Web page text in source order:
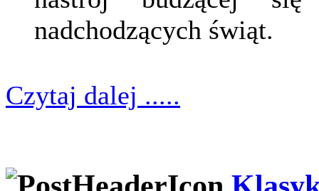
nadchodzących świąt.
Czytaj dalej .....